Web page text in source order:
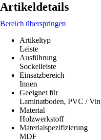
Artikeldetails
Bereich überspringen
Artikeltyp
Leiste
Ausführung
Sockelleiste
Einsatzbereich
Innen
Geeignet für
Laminatboden, PVC /
Material
Holzwerkstoff
Materialspezifizierung
MDF